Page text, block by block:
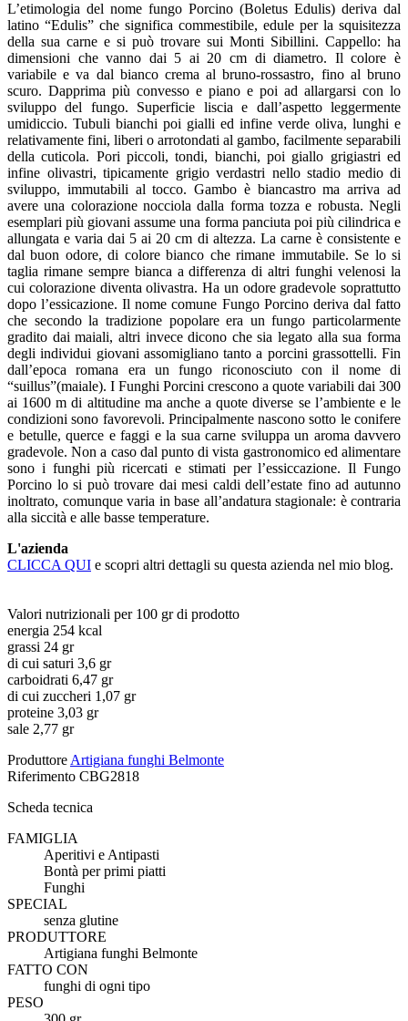
L’etimologia del nome fungo Porcino (Boletus Edulis) deriva dal
latino “Edulis” che significa commestibile, edule per la squisitezza
della sua carne e si può trovare sui Monti Sibillini. Cappello: ha
dimensioni che vanno dai 5 ai 20 cm di diametro. Il colore è
variabile e va dal bianco crema al bruno-rossastro, fino al bruno
scuro. Dapprima più convesso e piano e poi ad allargarsi con lo
sviluppo del fungo. Superficie liscia e dall’aspetto leggermente
umidiccio. Tubuli bianchi poi gialli ed infine verde oliva, lunghi e
relativamente fini, liberi o arrotondati al gambo, facilmente separabili
della cuticola. Pori piccoli, tondi, bianchi, poi giallo grigiastri ed
infine olivastri, tipicamente grigio verdastri nello stadio medio di
sviluppo, immutabili al tocco. Gambo è biancastro ma arriva ad
avere una colorazione nocciola dalla forma tozza e robusta. Negli
esemplari più giovani assume una forma panciuta poi più cilindrica e
allungata e varia dai 5 ai 20 cm di altezza. La carne è consistente e
dal buon odore, di colore bianco che rimane immutabile. Se lo si
taglia rimane sempre bianca a differenza di altri funghi velenosi la
cui colorazione diventa olivastra. Ha un odore gradevole soprattutto
dopo l’essicazione. Il nome comune Fungo Porcino deriva dal fatto
che secondo la tradizione popolare era un fungo particolarmente
gradito dai maiali, altri invece dicono che sia legato alla sua forma
degli individui giovani assomigliano tanto a porcini grassottelli. Fin
dall’epoca romana era un fungo riconosciuto con il nome di
“suillus”(maiale). I Funghi Porcini crescono a quote variabili dai 300
ai 1600 m di altitudine ma anche a quote diverse se l’ambiente e le
condizioni sono favorevoli. Principalmente nascono sotto le conifere
e betulle, querce e faggi e la sua carne sviluppa un aroma davvero
gradevole. Non a caso dal punto di vista gastronomico ed alimentare
sono i funghi più ricercati e stimati per l’essiccazione. Il Fungo
Porcino lo si può trovare dai mesi caldi dell’estate fino ad autunno
inoltrato, comunque varia in base all’andatura stagionale: è contraria
alla siccità e alle basse temperature.
L'azienda
CLICCA QUI e scopri altri dettagli su questa azienda nel mio blog.
Valori nutrizionali per 100 gr di prodotto
energia 254 kcal
grassi 24 gr
di cui saturi 3,6 gr
carboidrati 6,47 gr
di cui zuccheri 1,07 gr
proteine 3,03 gr
sale 2,77 gr
ProduttoreArtigiana funghi Belmonte
Riferimento CBG2818
Scheda tecnica
FAMIGLIA
Aperitivi e Antipasti
Bontà per primi piatti
Funghi
SPECIAL
senza glutine
PRODUTTORE
Artigiana funghi Belmonte
FATTO CON
funghi di ogni tipo
PESO